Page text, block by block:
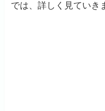
では、詳しく見ていき